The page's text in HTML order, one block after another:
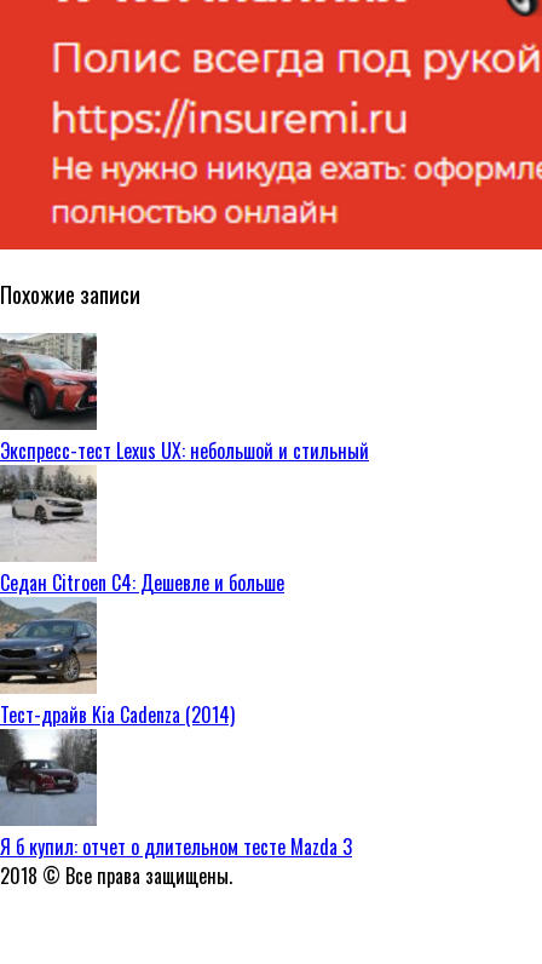
Похожие записи
Экспресс-тест Lexus UX: небольшой и стильный
Седан Citroen C4: Дешевле и больше
Тест-драйв Kia Cadenza (2014)
Я б купил: отчет о длительном тесте Mazda 3
2018 © Все права защищены.